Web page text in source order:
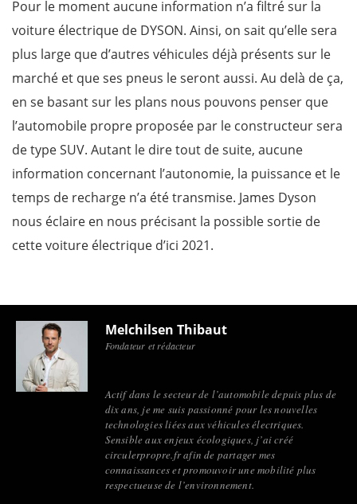
Pour le moment aucune information n’a filtré sur la
voiture électrique de DYSON. Ainsi, on sait qu’elle sera
plus large que d’autres véhicules déjà présents sur le
marché et que ses pneus le seront aussi. Au delà de ça,
en se basant sur les plans nous pouvons penser que
l’automobile propre proposée par le constructeur sera
de type SUV. Autant le dire tout de suite, aucune
information concernant l’autonomie, la puissance et le
temps de recharge n’a été transmise. James Dyson
nous éclaire en nous précisant la possible sortie de
cette voiture électrique d’ici 2021.
Melchilsen Thibaut
Fondateur et rédacteur
Actif dans le secteur de l’automobile depuis plus de
dix ans, je me suis passionné pour les nouvelles
technologies liées aux véhicules électriques.
Sensible aux enjeux écologiques, j’ai créé
circulerpropre.fr afin de partager mes
connaissances et promouvoir une mobilité plus
respectueuse de l’environnement.